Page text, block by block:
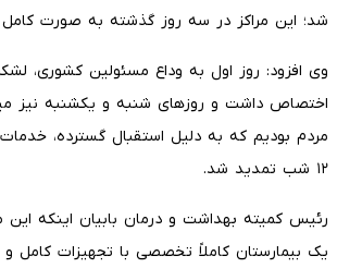
شد؛ این مراکز در سه روز گذشته به‌ صورت کامل
وی افزود: روز اول به وداع مسئولین کشوری،
اختصاص داشت و روزهای شنبه و یکشنبه نیز
مردم بودیم که به دلیل استقبال گسترده،
۱۲ شب تمدید شد.
رئیس کمیته بهداشت و درمان بابیان اینکه این
یک بیمارستان کاملاً تخصصی با تجهیزات کامل